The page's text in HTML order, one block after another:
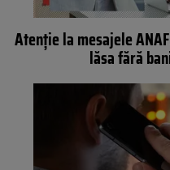
Atenție la mesajele
lăsa fără